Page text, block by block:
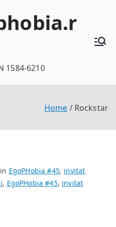
1584-6210
Home Rockstar
EgoPHobia #45, invitat
, EgoPHobia #45, invitat